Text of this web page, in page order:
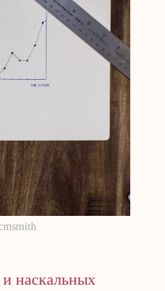
наскальных